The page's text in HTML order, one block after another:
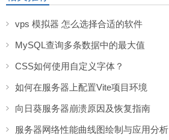
vps 模拟器 怎么选择合适的软件
MySQL查询多条数据中的最大值
CSS如何使用自定义字体？
如何在服务器上配置Vite项目环境
向日葵服务器崩溃原因及恢复指南
服务器网络性能曲线图绘制与应用分析